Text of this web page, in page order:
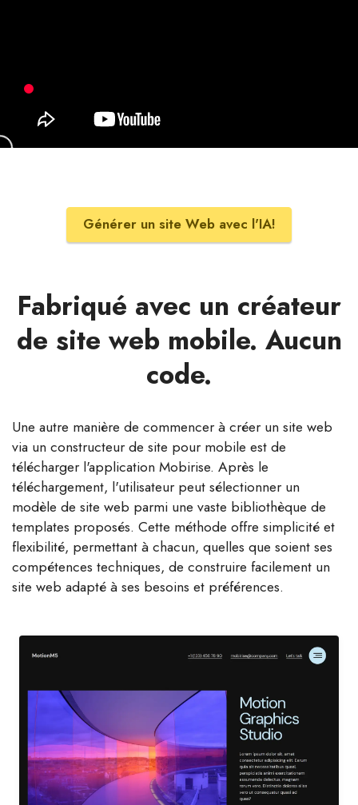
Générer un site Web avec l'IA!
Fabriqué avec un créateur
de site web mobile. Aucun
code.
Une autre manière de commencer à créer un site web
via un constructeur de site pour mobile est de
télécharger l'application Mobirise. Après le
téléchargement, l'utilisateur peut sélectionner un
modèle de site web parmi une vaste bibliothèque de
templates proposés. Cette méthode offre simplicité et
flexibilité, permettant à chacun, quelles que soient ses
compétences techniques, de construire facilement un
site web adapté à ses besoins et préférences.